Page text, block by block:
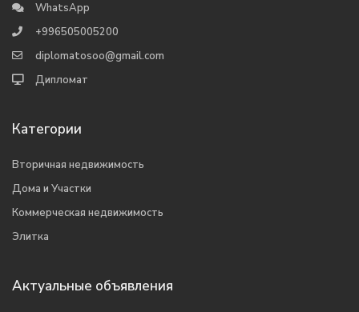
WhatsApp
+996505005200
diplomatosoo@gmail.com
Дипломат
Категории
Вторичная недвижимость
Дома и Участки
Коммерческая недвижимость
Элитка
Актуальные объявления